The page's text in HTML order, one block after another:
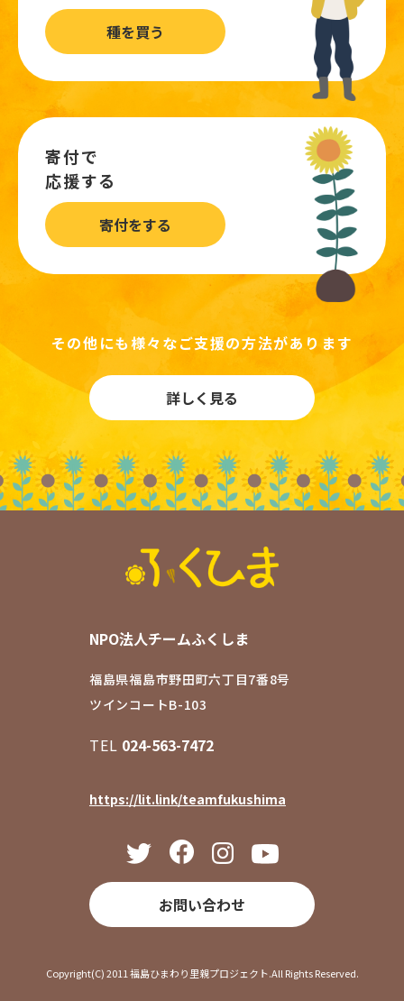
種を買う
寄付で
応援する
寄付をする
その他にも様々なご支援の方法があります
詳しく見る
NPO法人チームふくしま
福島県福島市野田町六丁目7番8号
ツインコートB-103
TEL 024-563-7472
https://lit.link/teamfukushima
お問い合わせ
Copyright(C) 2011 福島ひまわり里親プロジェクト.All Rights Reserved.